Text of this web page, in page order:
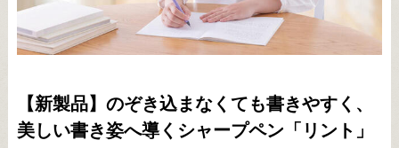
【新製品】のぞき込まなくても書きやすく、
美しい書き姿へ導くシャープペン「リント」